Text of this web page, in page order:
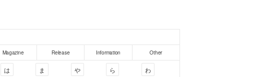
Magazine Release Information Other
は ま や ら わ